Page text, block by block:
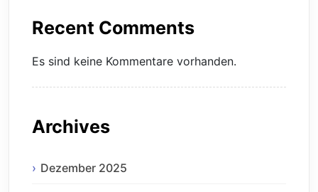
Recent Comments
Es sind keine Kommentare vorhanden.
Archives
Dezember 2025